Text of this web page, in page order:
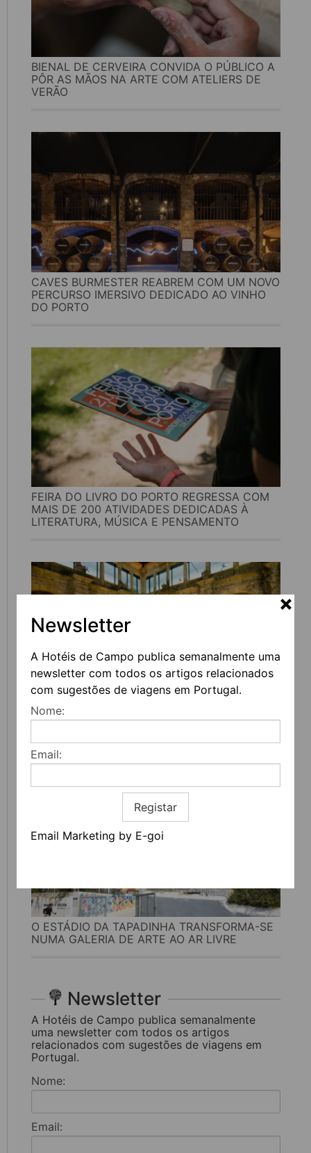
Newsletter
A Hotéis de Campo publica semanalmente uma
newsletter com todos os artigos relacionados
com sugestões de viagens em Portugal.
Nome:
Email:
Registar
Email Marketing by E-goi
BIENAL DE CERVEIRA CONVIDA O PÚBLICO A
PÔR AS MÃOS NA ARTE COM ATELIERS DE
VERÃO
CAVES BURMESTER REABREM COM UM NOVO
PERCURSO IMERSIVO DEDICADO AO VINHO
DO PORTO
FEIRA DO LIVRO DO PORTO REGRESSA COM
MAIS DE 200 ATIVIDADES DEDICADAS À
LITERATURA, MÚSICA E PENSAMENTO
UVVA REGRESSA A AMARANTE PARA
CELEBRAR O VINHO, A GASTRONOMIA E A
O ESTÁDIO DA TAPADINHA TRANSFORMA-SE
NUMA GALERIA DE ARTE AO AR LIVRE
Newsletter
A Hotéis de Campo publica semanalmente
uma newsletter com todos os artigos
relacionados com sugestões de viagens em
Portugal.
Nome:
Email: